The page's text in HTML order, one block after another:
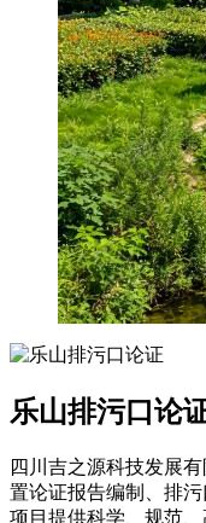
乐山排污口论
四川吉之源科技发展
置论证报告编制、排
项目提供科学、规范、